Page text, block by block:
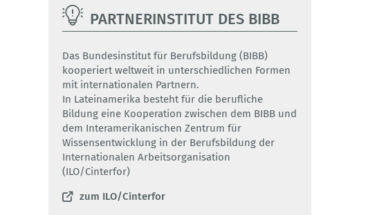
PARTNERINSTITUT DES BIBB
Das Bundesinstitut für Berufsbildung (BIBB)
kooperiert weltweit in unterschiedlichen Formen
mit internationalen Partnern.
In Lateinamerika besteht für die berufliche
Bildung eine Kooperation zwischen dem BIBB und
dem Interamerikanischen Zentrum für
Wissensentwicklung in der Berufsbildung der
Internationalen Arbeitsorganisation
(ILO/Cinterfor)
zum ILO/Cinterfor